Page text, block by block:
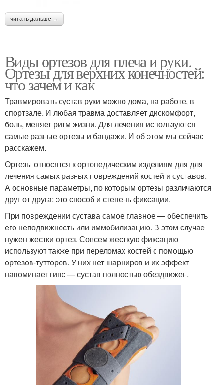
читать дальше →
Виды ортезов для плеча и руки.
Ортезы для верхних конечностей:
что зачем и как
Травмировать сустав руки можно дома, на работе, в
спортзале. И любая травма доставляет дискомфорт,
боль, меняет ритм жизни. Для лечения используются
самые разные ортезы и бандажи. И об этом мы сейчас
расскажем.
Ортезы относятся к ортопедическим изделиям для для
лечения самых разных повреждений костей и суставов.
А основные параметры, по которым ортезы различаются
друг от друга: это способ и степень фиксации.
При повреждении сустава самое главное — обеспечить
его неподвижность или иммобилизацию. В этом случае
нужен жестки ортез. Совсем жесткую фиксацию
используют также при переломах костей с помощью
ортезов-тутторов. У них нет шарниров и их эффект
напоминает гипс — сустав полностью обездвижен.